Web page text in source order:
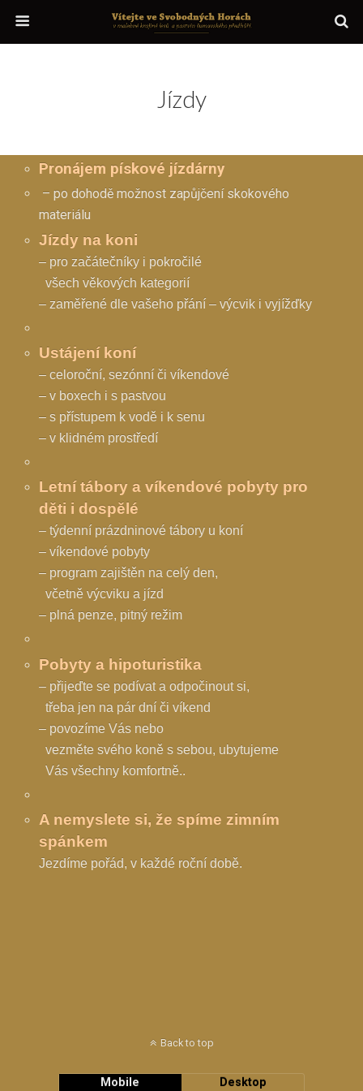
Jízdy
Pronájem pískové jízdárny
– po dohodě možnost zapůjčení skokového
materiálu
Jízdy na koni
– pro začátečníky i pokročilé
všech věkových kategorií
– zaměřené dle vašeho přání – výcvik i vyjížďky
Ustájení koní
– celoroční, sezónní či víkendové
– v boxech i s pastvou
– s přístupem k vodě i k senu
– v klidném prostředí
Letní tábory a víkendové pobyty pro
děti i dospělé
– týdenní prázdninové tábory u koní
– víkendové pobyty
– program zajištěn na celý den,
včetně výcviku a jízd
– plná penze, pitný režim
Pobyty a hipoturistika
– přijeďte se podívat a odpočinout si,
třeba jen na pár dní či víkend
– povozíme Vás nebo
vezměte svého koně s sebou, ubytujeme
Vás všechny komfortně..
A nemyslete si, že spíme zimním
spánkem
Jezdíme pořád, v každé roční době.
Back to top
Mobile Desktop